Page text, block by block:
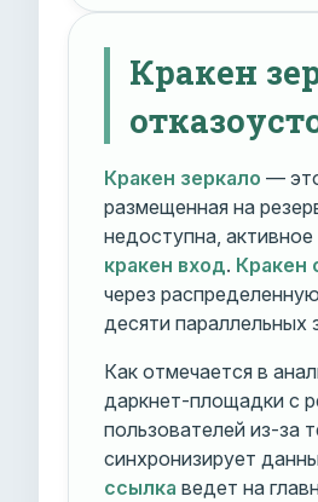
Кракен
Кракен зеркало —
размещенная на
недоступна, активное
кракен вход. Кракен
через
десяти параллельных
Как отмечается в
даркнет-площадки с
пользователей из-за
синхронизирует
ссылка ведет на